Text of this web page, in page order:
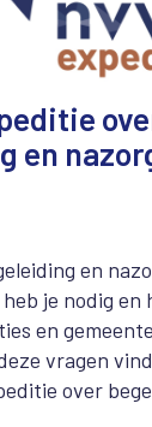
en
en
je nodig en
en
vragen
over